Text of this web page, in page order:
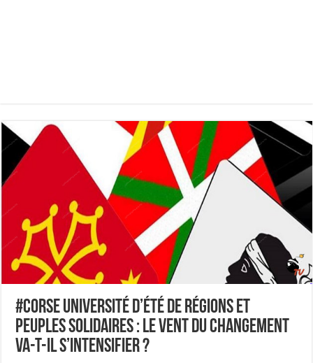
#Corse Université d’été de Régions et
Peuples Solidaires : le vent du changement
va-t-il s’intensifier ?